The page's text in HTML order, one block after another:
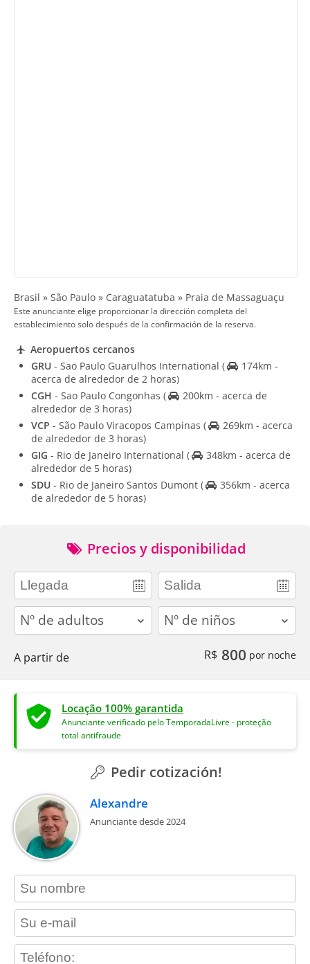
Brasil » São Paulo » Caraguatatuba » Praia de Massaguaçu
Este anunciante elige proporcionar la dirección completa del
establecimiento solo después de la confirmación de la reserva.
Aeropuertos cercanos
GRU - Sao Paulo Guarulhos International (
174km -
acerca de alrededor de 2 horas)
CGH - Sao Paulo Congonhas (
200km - acerca de
alrededor de 3 horas)
VCP - São Paulo Viracopos Campinas (
269km - acerca
de alrededor de 3 horas)
GIG - Rio de Janeiro International (
348km - acerca de
alrededor de 5 horas)
SDU - Rio de Janeiro Santos Dumont (
356km - acerca
de alrededor de 5 horas)
Precios y disponibilidad
adults children
A partir de R$ 800 por noche
Locação 100% garantida
Anunciante verificado pelo TemporadaLivre - proteção
total antifraude
Pedir cotización!
Alexandre
Anunciante desde 2024
contact_name
contact_email
contact_phone